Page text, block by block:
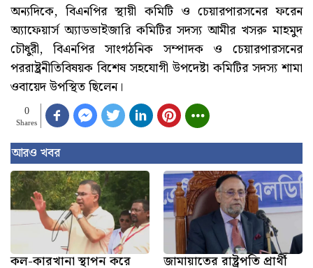
অন্যদিকে, বিএনপির স্থায়ী কমিটি ও চেয়ারপারসনের ফরেন
অ্যাফেয়ার্স অ্যাডভাইজারি কমিটির সদস্য আমীর খসরু মাহমুদ
চৌধুরী, বিএনপির সাংগঠনিক সম্পাদক ও চেয়ারপারসনের
পররাষ্ট্রনীতিবিষয়ক বিশেষ সহযোগী উপদেষ্টা কমিটির সদস্য শামা
ওবায়েদ উপস্থিত ছিলেন।
0
Shares
আরও খবর
কল-কারখানা স্থাপন করে জামায়াতের রাষ্ট্রপতি প্রার্থী